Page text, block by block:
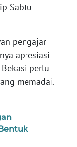
Sabtu
pengajar
apresiasi
perlu
memadai.